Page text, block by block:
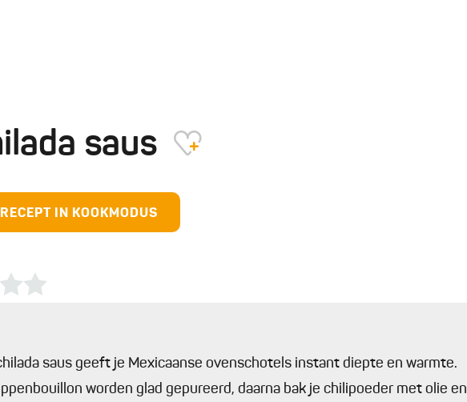
saus
IN KOOKMODUS
saus geeft je Mexicaanse ovenschotels instant diepte en warmte.
worden glad gepureerd, daarna bak je chilipoeder met olie en